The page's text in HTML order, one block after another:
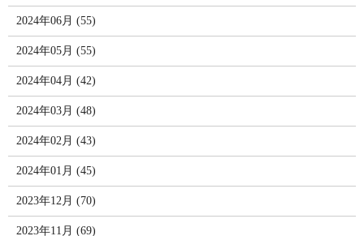
2024年06月 (55)
2024年05月 (55)
2024年04月 (42)
2024年03月 (48)
2024年02月 (43)
2024年01月 (45)
2023年12月 (70)
2023年11月 (69)